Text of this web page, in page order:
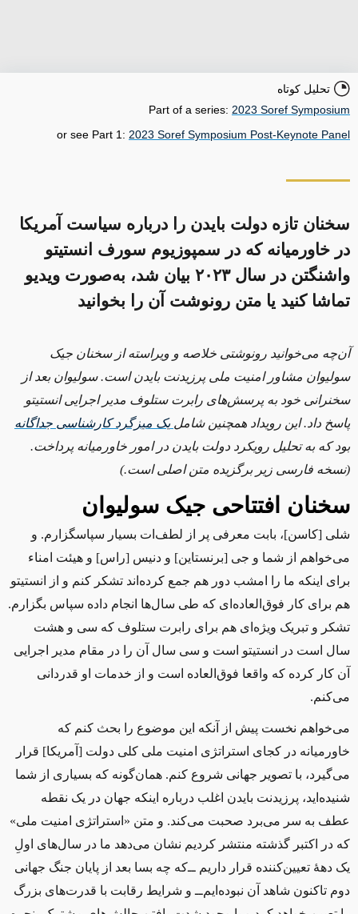
تحلیل کوتاه
Part of a series: 2023 Soref Symposium
or see Part 1: 2023 Soref Symposium Post-Keynote Panel
سخنان تازه دولت بایدن را درباره سیاست آمریکا
در خاورمیانه که در سمپوزیوم سورف انستیتو
واشنگتن در سال ۲۰۲۳ بیان شد، به‌صورت ویدیو
تماشا کنید یا متن رونوشت آن را بخوانید
آن‌چه می‌خوانید رونوشتی خلاصه و ویراسته از سخنان جیک
سولیوان مشاور امنیت ملی پرزیدنت بایدن است. سولیوان بعد از
سخنرانی خود به پرسش‌های رابرت ستلوف مدیر اجرایی انستیتو
پاسخ داد. این رویداد همچنین شامل یک میزگرد کارشناسی جداگانه
بود که به تحلیل رویکرد دولت بایدن در امور خاورمیانه پرداخت.
(نسخه فارسی زیر برگزیده متن اصلیاست.)
سخنان افتتاحی جیک سولیوان
شلی [کاسن]، بابت معرفی پر از لطف‌ات بسیار سپاسگزارم. و
می‌خواهم از شما و جی [برنستاین] و دنیس [راس] و هیئت امناء
برای اینکه ما را امشب دور هم جمع کرده‌اند تشکر کنم و از انستیتو
هم برای کار فوق‌العاده‌ای که طی سال‌ها انجام داده سپاس بگزارم.
تشکر و تبریک ویژه‌ای هم برای رابرت ستلوف که سی و هشت
سال است در انستیتو است و سی سال آن را در مقام مدیر اجرایی
آن کار کرده که واقعا فوق‌العاده است و از خدمات او قدردانی
می‌کنم.
می‌خواهم نخست پیش از آنکه این موضوع را بحث کنم که
خاورمیانه در کجای استراتژی امنیت ملی کلی دولت [آمریکا] قرار
می‌گیرد، با تصویر جهانی شروع کنم. همان‌گونه که بسیاری از شما
شنیده‌اید، پرزیدنت بایدن اغلب درباره اینکه جهان در یک نقطه
عطف به سر می‌برد صحبت می‌کند. و متن «استراتژی امنیت ملی»
که در اکتبر گذشته منتشر کردیم نشان می‌دهد ما در سال‌های اولِ
یک دههٔ تعیین‌کننده ‌قرار داریم ــ‌که چه بسا بعد از پایان جنگ جهانی
دوم تاکنون شاهد آن نبوده‌ایم‌ــ‌ و شرایط رقابت با قدرت‌های بزرگ